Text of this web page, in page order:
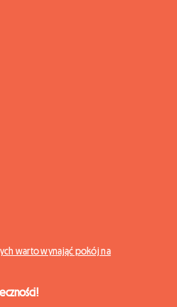
warto wynająć pokój na